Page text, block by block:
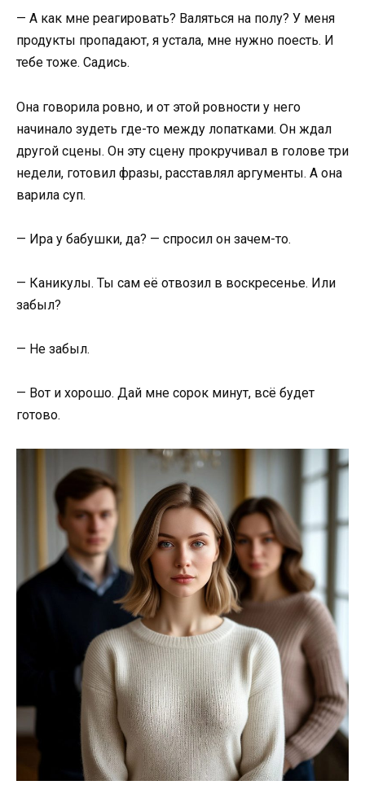
— А как мне реагировать? Валяться на полу? У меня
продукты пропадают, я устала, мне нужно поесть. И
тебе тоже. Садись.
Она говорила ровно, и от этой ровности у него
начинало зудеть где-то между лопатками. Он ждал
другой сцены. Он эту сцену прокручивал в голове три
недели, готовил фразы, расставлял аргументы. А она
варила суп.
— Ира у бабушки, да? — спросил он зачем-то.
— Каникулы. Ты сам её отвозил в воскресенье. Или
забыл?
— Не забыл.
— Вот и хорошо. Дай мне сорок минут, всё будет
готово.